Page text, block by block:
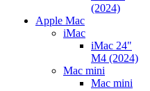
(2024)
Apple Mac
iMac
iMac 24"
M4 (2024)
Mac mini
Mac mini